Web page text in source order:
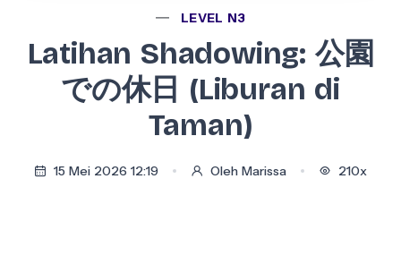
LEVEL N3
Latihan Shadowing: 公園
での休日 (Liburan di
Taman)
15 Mei 2026 12:19 Oleh Marissa 210x